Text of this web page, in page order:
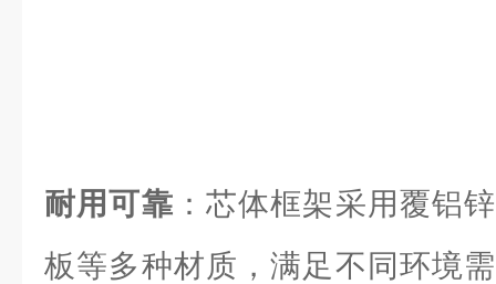
耐用可靠 ：芯体框架采用覆铝
板等多种材质，满足不同环境